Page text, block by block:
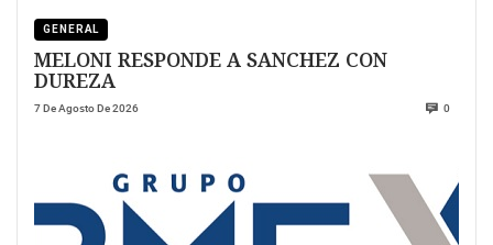
GENERAL
MELONI RESPONDE A SANCHEZ CON
DUREZA
7 De Agosto De 2026 0